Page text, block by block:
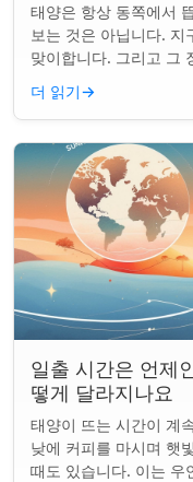
태양은 항상 동쪽에서
보는 것은 아닙니다. 지
맞이합니다. 그리고 그
떨어져 있습니다. 핵심
더 읽기→
일출 시간은 언제
떻게 달라지나요
태양이 뜨는 시간이 계
낮에 커피를 마시며 햇
때도 있습니다. 이는 우